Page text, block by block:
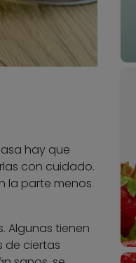
hay que
con cuidado.
la parte menos
Algunas tienen
de ciertas